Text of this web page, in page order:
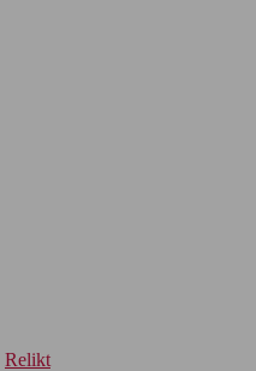
Relikt